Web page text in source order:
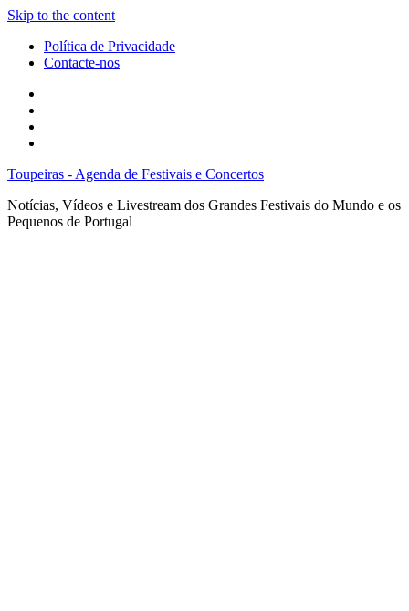
Skip to the content
Política de Privacidade
Contacte-nos
Toupeiras - Agenda de Festivais e Concertos
Notícias, Vídeos e Livestream dos Grandes Festivais do Mundo e os
Pequenos de Portugal